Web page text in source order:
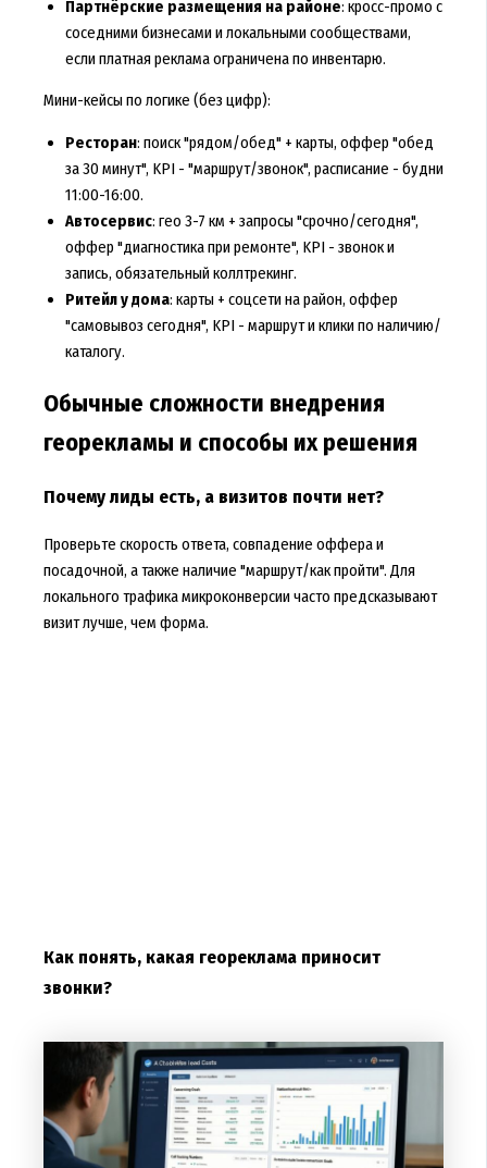
Партнёрские размещения на районе: кросс-промо с
соседними бизнесами и локальными сообществами,
если платная реклама ограничена по инвентарю.
Мини-кейсы по логике (без цифр):
Ресторан: поиск "рядом/обед" + карты, оффер "обед
за 30 минут", KPI - "маршрут/звонок", расписание - будни
11:00-16:00.
Автосервис: гео 3-7 км + запросы "срочно/сегодня",
оффер "диагностика при ремонте", KPI - звонок и
запись, обязательный коллтрекинг.
Ритейл у дома: карты + соцсети на район, оффер
"самовывоз сегодня", KPI - маршрут и клики по наличию/
каталогу.
Обычные сложности внедрения
георекламы и способы их решения
Почему лиды есть, а визитов почти нет?
Проверьте скорость ответа, совпадение оффера и
посадочной, а также наличие "маршрут/как пройти". Для
локального трафика микроконверсии часто предсказывают
визит лучше, чем форма.
Как понять, какая геореклама приносит
звонки?